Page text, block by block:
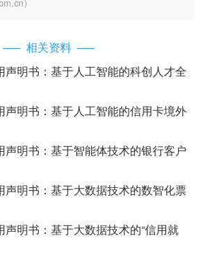
相关资料
声明书：基于人工智能的科创人才全
声明书：基于人工智能的信用卡境外
声明书：基于智能体技术的银行客户
声明书：基于大数据技术的数智化票
明书：基于大数据技术的“信用就